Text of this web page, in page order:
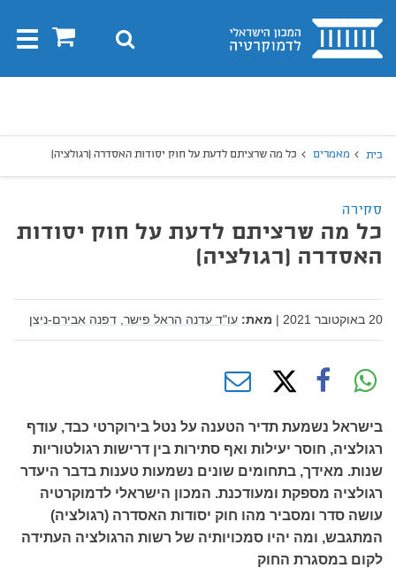
בית 0 חיפוש
בית מאמרים כל מה שרציתם לדעת על חוק יסודות האסדרה (רגולציה)
סקירה
כל מה שרציתם לדעת על חוק יסודות
האסדרה (רגולציה)
20 באוקטובר 2021 | מאת: עו"ד עדנה הראל פישר, דפנה אבירם-ניצן
בישראל נשמעת תדיר הטענה על נטל בירוקרטי כבד, עודף
רגולציה, חוסר יעילות ואף סתירות בין דרישות רגולטוריות
שנות. מאידך, בתחומים שונים נשמעות טענות בדבר היעדר
רגולציה מספקת ומעודכנת. המכון הישראלי לדמוקרטיה
עושה סדר ומסביר מהו חוק יסודות האסדרה (רגולציה)
המתגבש, ומה יהיו סמכויותיה של רשות הרגולציה העתידה
לקום במסגרת החוק